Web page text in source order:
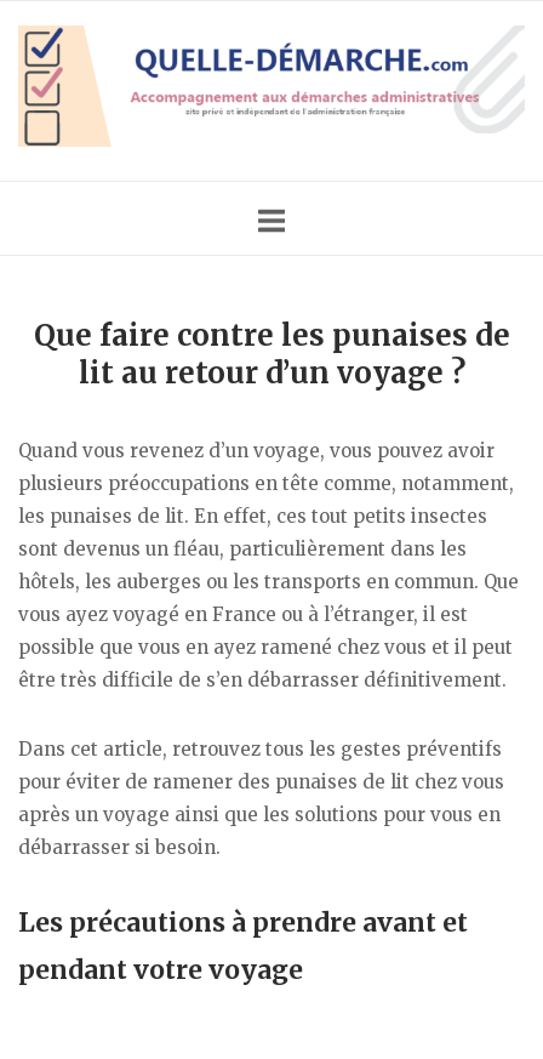
content
Home
Que faire contre les punaises de
lit au retour d’un voyage ?
Quand vous revenez d’un voyage, vous pouvez avoir
plusieurs préoccupations en tête comme, notamment,
les punaises de lit. En effet, ces tout petits insectes
sont devenus un fléau, particulièrement dans les
hôtels, les auberges ou les transports en commun. Que
vous ayez voyagé en France ou à l’étranger, il est
possible que vous en ayez ramené chez vous et il peut
être très difficile de s’en débarrasser définitivement.
Dans cet article, retrouvez tous les gestes préventifs
pour éviter de ramener des punaises de lit chez vous
après un voyage ainsi que les solutions pour vous en
débarrasser si besoin.
Les précautions à prendre avant et
pendant votre voyage